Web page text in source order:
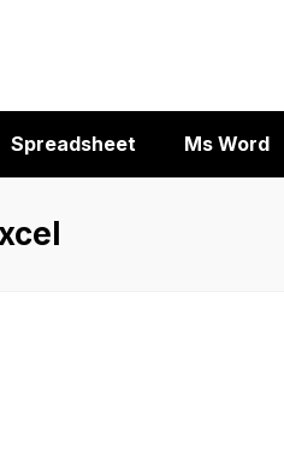
Spreadsheet Ms Word